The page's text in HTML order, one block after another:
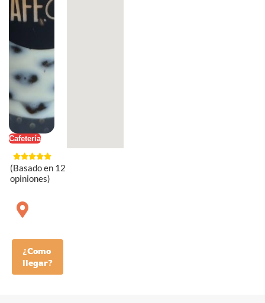
Cafetería
(Basado en 12
opiniones)
¿Como
llegar?